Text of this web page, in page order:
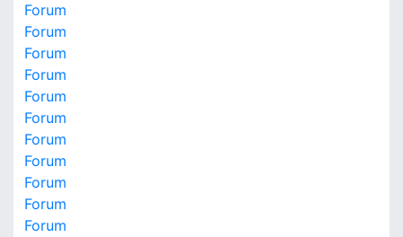
Forum
Forum
Forum
Forum
Forum
Forum
Forum
Forum
Forum
Forum
Forum